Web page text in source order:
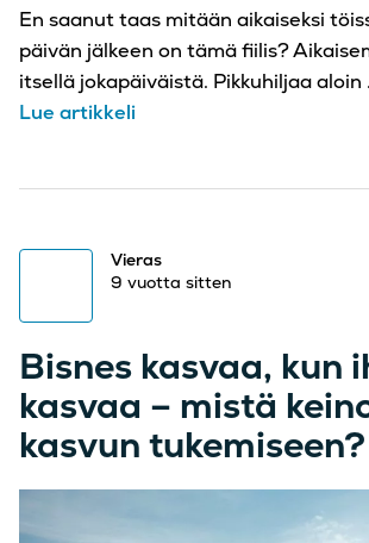
En saanut taas mitään aikaiseksi
päivän jälkeen on tämä fiilis?
itsellä jokapäiväistä. Pikkuhiljaa aloin
Lue artikkeli
Vieras
9 vuotta sitten
Bisnes kasvaa, kun
kasvaa – mistä
kasvun tukemiseen?